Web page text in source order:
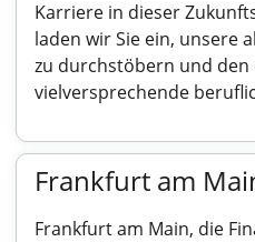
Karriere in dieser
laden wir Sie ein, unsere
zu durchstöbern und
vielversprechende
Frankfurt am
Frankfurt am Main, die